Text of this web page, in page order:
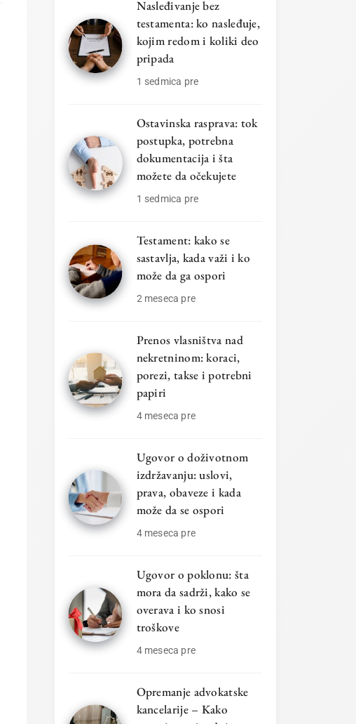
Nasleđivanje bez
testamenta: ko nasleđuje,
kojim redom i koliki deo
pripada
1 sedmica pre
Ostavinska rasprava: tok
postupka, potrebna
dokumentacija i šta
možete da očekujete
1 sedmica pre
Testament: kako se
sastavlja, kada važi i ko
može da ga ospori
2 meseca pre
Prenos vlasništva nad
nekretninom: koraci,
porezi, takse i potrebni
papiri
4 meseca pre
Ugovor o doživotnom
izdržavanju: uslovi,
prava, obaveze i kada
može da se ospori
4 meseca pre
Ugovor o poklonu: šta
mora da sadrži, kako se
overava i ko snosi
troškove
4 meseca pre
Opremanje advokatske
kancelarije – Kako